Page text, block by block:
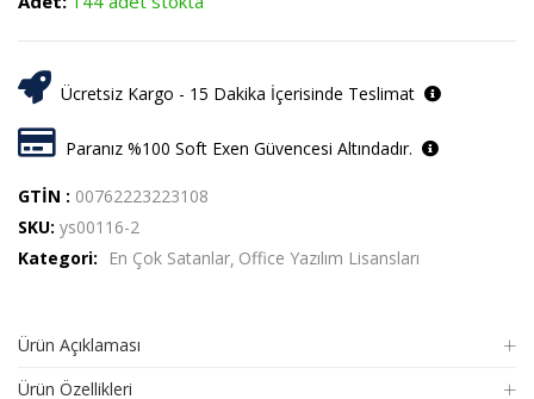
Ücretsiz Kargo - 15 Dakika İçerisinde Teslimat
Paranız %100 Soft Exen Güvencesi Altındadır.
GTİN : 00762223223108
SKU: ys00116-2
Kategori:
En Çok Satanlar Office Yazılım Lisansları
Ürün Açıklaması
Ürün Özellikleri